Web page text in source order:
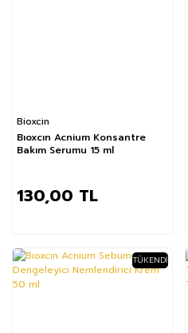
Bioxcin
Bıoxcın Acnium Konsantre
Bakım Serumu 15 ml
130,00 TL
%13 TÜKENDI